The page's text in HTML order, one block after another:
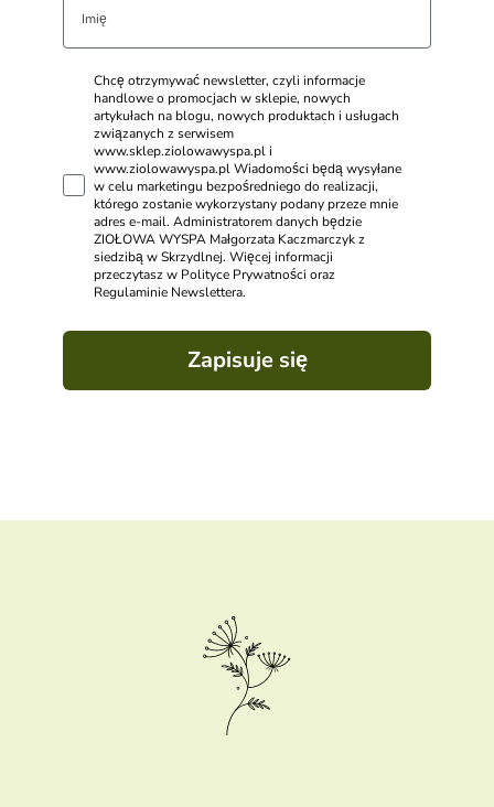
Chcę otrzymywać newsletter, czyli informacje
handlowe o promocjach w sklepie, nowych
artykułach na blogu, nowych produktach i usługach
związanych z serwisem
www.sklep.ziolowawyspa.pl i
www.ziolowawyspa.pl Wiadomości będą wysyłane
w celu marketingu bezpośredniego do realizacji,
którego zostanie wykorzystany podany przeze mnie
adres e-mail. Administratorem danych będzie
ZIOŁOWA WYSPA Małgorzata Kaczmarczyk z
siedzibą w Skrzydlnej. Więcej informacji
przeczytasz w Polityce Prywatności oraz
Regulaminie Newslettera.
Zapisuje się